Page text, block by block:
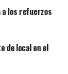
5/28, 17%
40
a los refuerzos
de local en el